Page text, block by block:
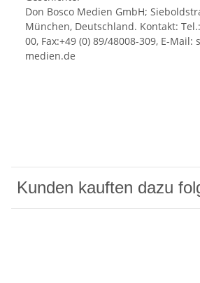
Don Bosco Medien GmbH;
München, Deutschland. Kontakt:
00, Fax:+49 (0) 89/48008-309, E-Mail:
medien.de
Kunden kauften dazu